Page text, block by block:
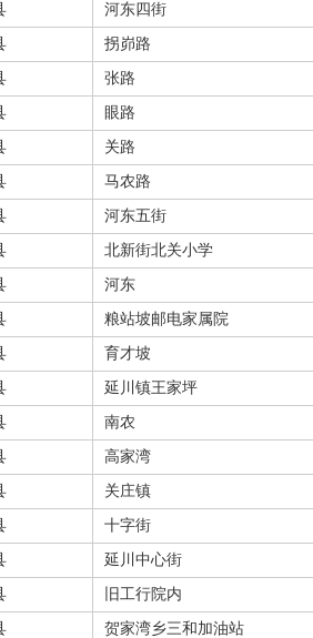
河东四街
拐峁路
张路
眼路
关路
马农路
河东五街
北新街北关小学
河东
粮站坡邮电家属院
育才坡
延川镇王家坪
南农
高家湾
关庄镇
十字街
延川中心街
旧工行院内
贺家湾乡三和加油站